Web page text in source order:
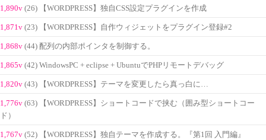
1,890v (26) 【WORDPRESS】独自CSS設定プラグインを作成
1,871v (23) 【WORDPRESS】自作ウィジェットをプラグイン登録#2
1,868v (44) 配列の内部ポインタを制御する。
1,865v (42) WindowsPC + eclipse + UbuntuでPHPリモートデバッグ
1,820v (43) 【WORDPRESS】テーマを変更したら真っ白に…
1,776v (63) 【WORDPRESS】ショートコードで挟む（囲み型ショートコー
ド）
1,767v (52) 【WORDPRESS】独自テーマを作成する。『第1回 入門編』